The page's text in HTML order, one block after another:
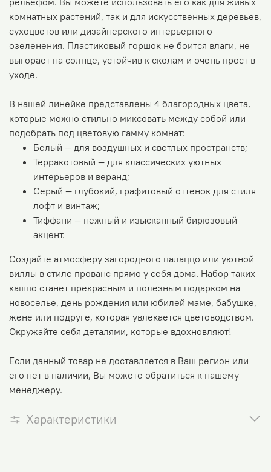
комнатных растений, так и для искусственных деревьев,
сухоцветов или дизайнерского интерьерного
озеленения. Пластиковый горшок не боится влаги, не
выгорает на солнце, устойчив к сколам и очень прост в
уходе.
В нашей линейке представлены 4 благородных цвета,
которые можно стильно миксовать между собой или
подобрать под цветовую гамму комнат:
Белый — для воздушных и светлых пространств;
Терракотовый — для классических уютных
интерьеров и веранд;
Серый — глубокий, графитовый оттенок для стиля
лофт и винтаж;
Тиффани — нежный и изысканный бирюзовый
акцент.
Создайте атмосферу загородного палаццо или уютной
виллы в стиле прованс прямо у себя дома. Набор таких
кашпо станет прекрасным и полезным подарком на
новоселье, день рождения или юбилей маме, бабушке,
жене или подруге, которая увлекается цветоводством.
Окружайте себя деталями, которые вдохновляют!
Если данный товар не доставляется в Ваш регион или
его нет в наличии, Вы можете обратиться к нашему
менеджеру.
Характеристики